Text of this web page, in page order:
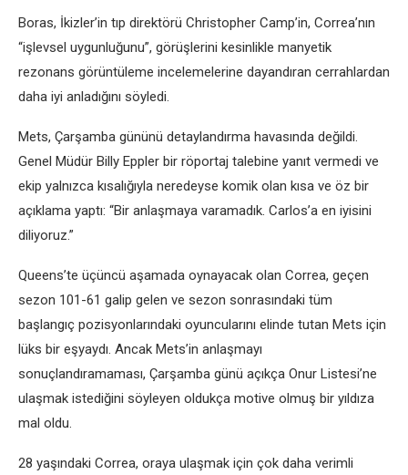
Boras, İkizler’in tıp direktörü Christopher Camp’in, Correa’nın
“işlevsel uygunluğunu”, görüşlerini kesinlikle manyetik
rezonans görüntüleme incelemelerine dayandıran cerrahlardan
daha iyi anladığını söyledi.
Mets, Çarşamba gününü detaylandırma havasında değildi.
Genel Müdür Billy Eppler bir röportaj talebine yanıt vermedi ve
ekip yalnızca kısalığıyla neredeyse komik olan kısa ve öz bir
açıklama yaptı: “Bir anlaşmaya varamadık. Carlos’a en iyisini
diliyoruz.”
Queens’te üçüncü aşamada oynayacak olan Correa, geçen
sezon 101-61 galip gelen ve sezon sonrasındaki tüm
başlangıç ​​​​pozisyonlarındaki oyuncularını elinde tutan Mets için
lüks bir eşyaydı. Ancak Mets’in anlaşmayı
sonuçlandıramaması, Çarşamba günü açıkça Onur Listesi’ne
ulaşmak istediğini söyleyen oldukça motive olmuş bir yıldıza
mal oldu.
28 yaşındaki Correa, oraya ulaşmak için çok daha verimli